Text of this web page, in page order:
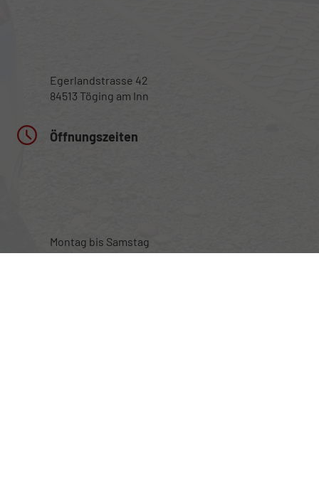
Egerlandstrasse 42
84513 Töging am Inn
Öffnungszeiten
Montag bis Samstag